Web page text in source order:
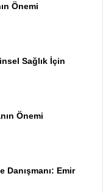
Önemi
Sağlık İçin
Önemi
Danışmanı: Emir